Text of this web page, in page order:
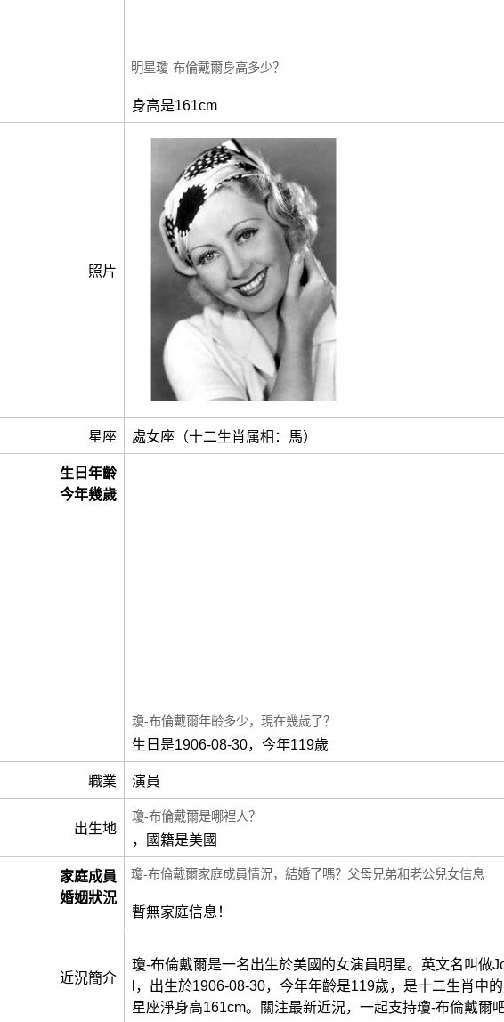
明星瓊-布倫戴爾身高多少？
身高是161cm
照片
星座 處女座（十二生肖属相：馬）
生日年齡
今年幾歲
瓊-布倫戴爾年齡多少，現在幾歲了？
生日是1906-08-30，今年119歲
職業 演員
出生地
瓊-布倫戴爾是哪裡人？
，國籍是美國
家庭成員
婚姻狀況
瓊-布倫戴爾家庭成員情況，結婚了嗎？父母兄弟和老公兒女信息
暫無家庭信息！
近況簡介
瓊-布倫戴爾是一名出生於美國的女演員明星。英文名叫做
l，出生於1906-08-30，今年年齡是119歲，是十二生肖中
星座淨身高161cm。關注最新近況，一起支持瓊-布倫戴爾吧